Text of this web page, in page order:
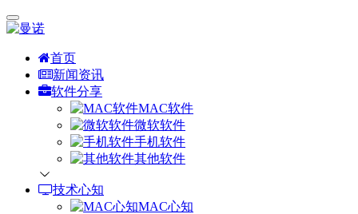
首页
新闻资讯
软件分享
MAC软件
微软软件
手机软件
其他软件
技术心知
MAC心知